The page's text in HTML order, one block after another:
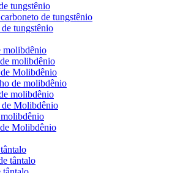
tungstênio
de tungstênio
tungstênio
molibdênio
molibdênio
Molibdênio
de molibdênio
molibdênio
Molibdênio
Molibdênio
tântalo